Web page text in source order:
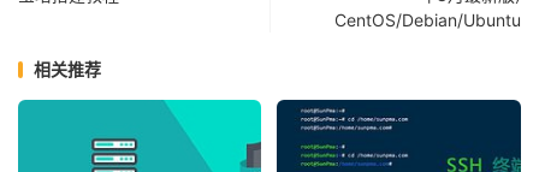
CentOS/Debian/Ubuntu
相关推荐